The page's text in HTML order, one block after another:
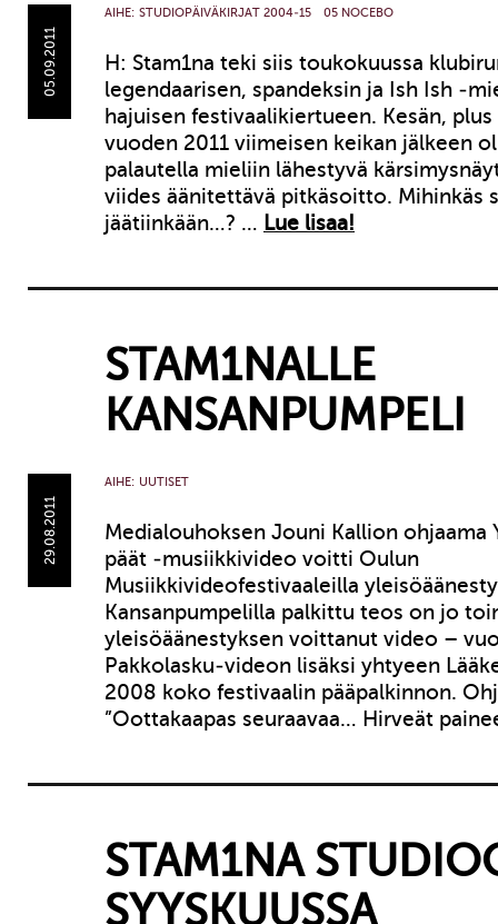
05.09.2011
AIHE: STUDIOPÄIVÄKIRJAT 2004-15 05 NOCEBO
H: Stam1na teki siis toukokuussa
legendaarisen, spandeksin ja Ish Ish -
hajuisen festivaalikiertueen. Kesän,
vuoden 2011 viimeisen keikan jälkeen
palautella mieliin lähestyvä
viides äänitettävä pitkäsoitto. Mihinkäs
jäätiinkään…? … Lue lisaa!
STAM1NALLE
KANSANPUMPELI
29.08.2011
AIHE: UUTISET
Medialouhoksen Jouni Kallion ohjaama
päät -musiikkivideo voitti Oulun
Musiikkivideofestivaaleilla
Kansanpumpelilla palkittu teos on jo
yleisöäänestyksen voittanut video –
Pakkolasku-videon lisäksi yhtyeen
2008 koko festivaalin pääpalkinnon.
”Oottakaapas seuraavaa… Hirveät
STAM1NA
SYYSKUUSSA